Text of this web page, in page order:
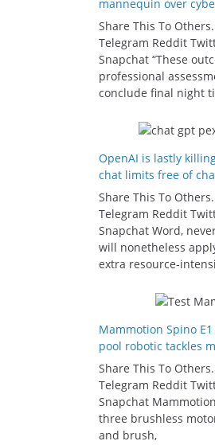
mannequin over
Share This To
Telegram Reddit
Snapchat “These
professional
conclude final night
OpenAI is lastly
chat limits free of
Share This To
Telegram Reddit
Snapchat Word,
will nonetheless
extra resource-
Mammotion Spino
pool robotic tackles
Share This To
Telegram Reddit
Snapchat
three brushless
and brush,